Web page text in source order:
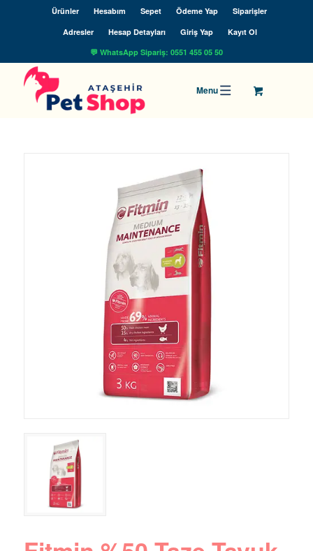
Ürünler Hesabım Sepet Ödeme Yap
Siparişler
Adresler
Hesap Detayları Giriş Yap
Kayıt Ol
💬 WhatsApp Sipariş: 0551 455 05 50